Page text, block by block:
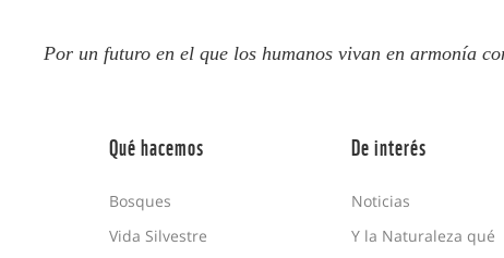
Por un futuro en el que los humanos vivan en armonía
Qué hacemos
Bosques
Vida Silvestre
De interés
Noticias
Y la Naturaleza qué